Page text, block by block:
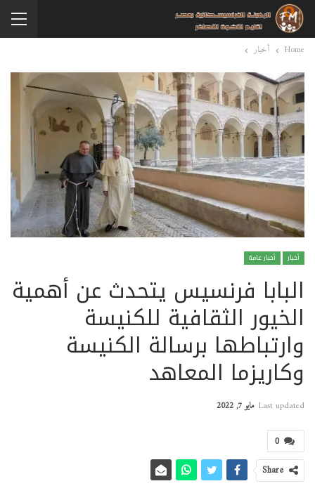
Home أخبار
أخبار أخبار عامة
البابا فرنسيس يتحدث عن أهمية
الخيور الثقافية للكنيسة
وارتباطها برسالة الكنيسة
وكاريزما المعاهد
Last updated مايو 7, 2022
0
Share